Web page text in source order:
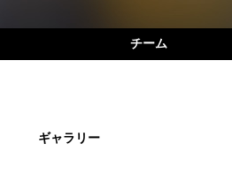
チーム
ギャラリー